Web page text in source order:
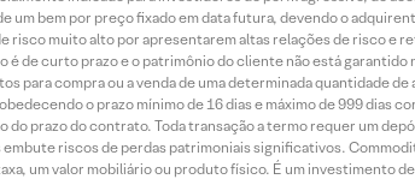
um bem por preço fixado em data futura, devendo o
risco muito alto por apresentarem altas relações de risco e
é de curto prazo e o patrimônio do cliente não está
para compra ou a venda de uma determinada quantidade
o prazo mínimo de 16 dias e máximo de 999 dias
prazo do contrato. Toda transação a termo requer um
riscos de perdas patrimoniais significativos.
um valor mobiliário ou produto físico. É um investimento